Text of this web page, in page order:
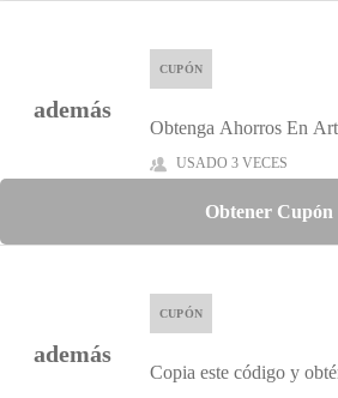
además
CUPÓN
Obtenga Ahorros En
USADO 3 VECES
Obtener Cupón
además
CUPÓN
Copia este código y